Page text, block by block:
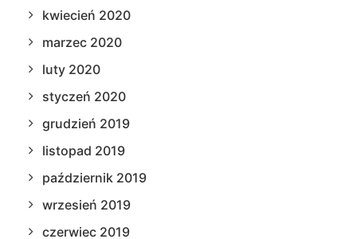
kwiecień 2020
marzec 2020
luty 2020
styczeń 2020
grudzień 2019
listopad 2019
październik 2019
wrzesień 2019
czerwiec 2019